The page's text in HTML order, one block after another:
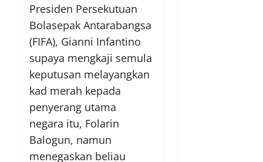
Presiden Persekutuan
Bolasepak Antarabangsa
(FIFA), Gianni Infantino
supaya mengkaji semula
keputusan melayangkan
kad merah kepada
penyerang utama
negara itu, Folarin
Balogun, namun
menegaskan beliau